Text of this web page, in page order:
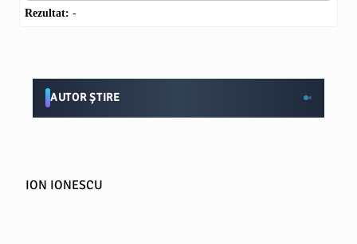
Rezultat: -
AUTOR ȘTIRE
ION IONESCU